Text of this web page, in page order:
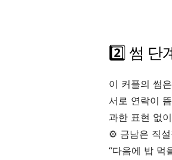
2️⃣ 썸 단
이 커플의 썸
서로 연락이
과한 표현 없
⚙️ 금남은 직설
“다음에 밥 먹